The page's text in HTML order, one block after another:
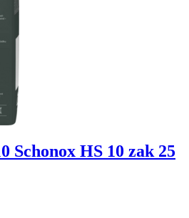
Schonox HS 10 zak 25